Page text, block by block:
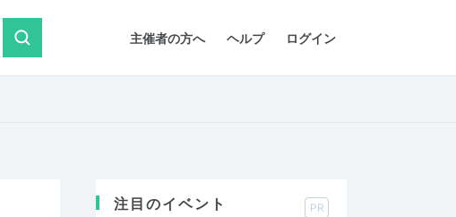
主催者の方へ ヘルプ ログイン
注目のイベント PR